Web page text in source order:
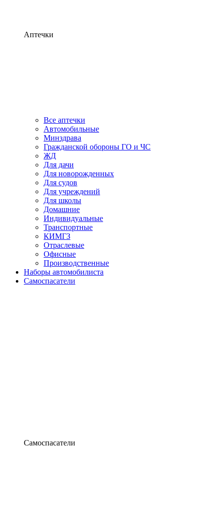
Аптечки
Все аптечки
Автомобильные
Минздрава
Гражданской обороны ГО и ЧС
ЖД
Для дачи
Для новорожденных
Для судов
Для учреждений
Для школы
Домашние
Индивидуальные
Транспортные
КИМГЗ
Отраслевые
Офисные
Производственные
Наборы автомобилиста
Самоспасатели
Самоспасатели